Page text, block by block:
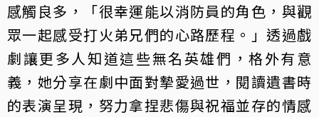
感觸良多，「很幸運能以消防員的角色，與觀
眾一起感受打火弟兄們的心路歷程。」透過戲
劇讓更多人知道這些無名英雄們，格外有意
義，她分享在劇中面對摯愛過世，閱讀遺書時
的表演呈現，努力拿捏悲傷與祝福並存的情感